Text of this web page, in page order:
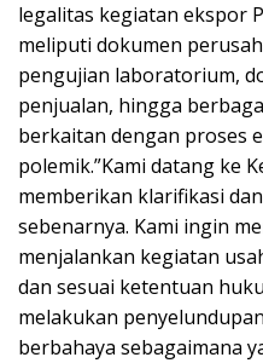
legalitas kegiatan ekspor
meliputi dokumen
pengujian laboratorium,
penjualan, hingga
berkaitan dengan proses
polemik.”Kami datang ke
memberikan klarifikasi
sebenarnya. Kami ingin
menjalankan kegiatan
dan sesuai ketentuan
melakukan
berbahaya sebagaimana